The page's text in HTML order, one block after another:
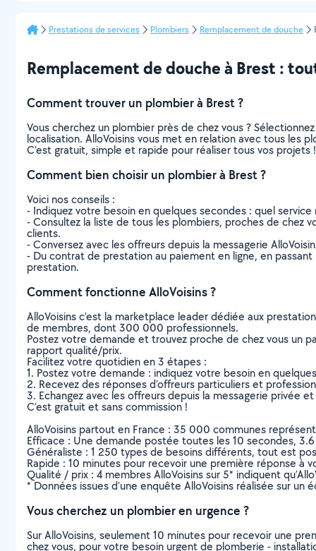
Prestations de services Plombiers Remplacement de douche
Remplacement de douche à Brest :
Comment trouver un plombier à Brest ?
Vous cherchez un plombier près de chez vous ?
localisation. AlloVoisins vous met en relation avec tous les
C’est gratuit, simple et rapide pour réaliser tous vos projets !
Comment bien choisir un plombier à Brest ?
Voici nos conseils :
- Indiquez votre besoin en quelques secondes : quel
- Consultez la liste de tous les plombiers, proches de chez
clients.
- Conversez avec les offreurs depuis la messagerie
- Du contrat de prestation au paiement en ligne, en
prestation.
Comment fonctionne AlloVoisins ?
AlloVoisins c’est la marketplace leader dédiée aux
de membres, dont 300 000 professionnels.
Postez votre demande et trouvez proche de chez vous un
rapport qualité/prix.
Facilitez votre quotidien en 3 étapes :
1. Postez votre demande : indiquez votre besoin en
2. Recevez des réponses d’offreurs particuliers et
3. Echangez avec les offreurs depuis la messagerie privée
C’est gratuit et sans commission !
AlloVoisins partout en France : 35 000 communes
Efficace : Une demande postée toutes les 10 secondes,
Généraliste : 1 250 types de besoins différents, tout est
Rapide : 10 minutes pour recevoir une première réponse à
Qualité / prix : 4 membres AlloVoisins sur 5* indiquent
* Données issues d’une enquête AlloVoisins réalisée sur
Vous cherchez un plombier en urgence ?
Sur AlloVoisins, seulement 10 minutes pour recevoir une
chez vous, pour votre besoin urgent de plomberie -